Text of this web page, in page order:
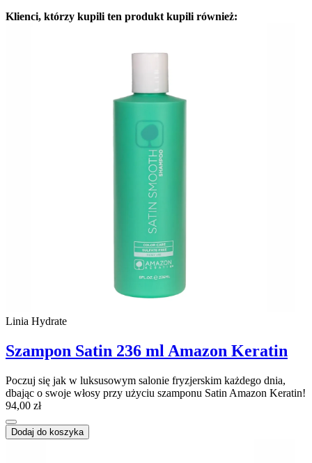
Klienci, którzy kupili ten produkt kupili również:
Linia Hydrate
Szampon Satin 236 ml Amazon Keratin
Poczuj się jak w luksusowym salonie fryzjerskim każdego dnia,
dbając o swoje włosy przy użyciu szamponu Satin Amazon Keratin!
94,00 zł
Dodaj do koszyka